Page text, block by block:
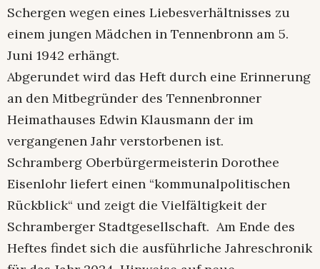
Schergen wegen eines Liebesverhältnisses zu
einem jungen Mädchen in Tennenbronn am 5.
Juni 1942 erhängt.
Abgerundet wird das Heft durch eine Erinnerung
an den Mitbegründer des Tennenbronner
Heimathauses Edwin Klausmann der im
vergangenen Jahr verstorbenen ist.
Schramberg Oberbürgermeisterin Dorothee
Eisenlohr liefert einen “kommunalpolitischen
Rückblick“ und zeigt die Vielfältigkeit der
Schramberger Stadtgesellschaft. Am Ende des
Heftes findet sich die ausführliche Jahreschronik